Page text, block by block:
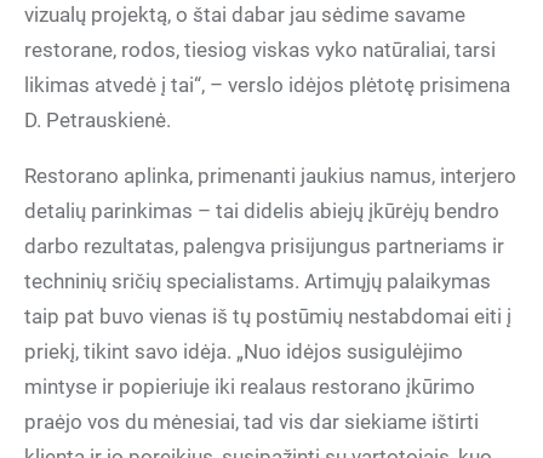
vizualų projektą, o štai dabar jau sėdime savame
restorane, rodos, tiesiog viskas vyko natūraliai, tarsi
likimas atvedė į tai“, – verslo idėjos plėtotę prisimena
D. Petrauskienė.
Restorano aplinka, primenanti jaukius namus, interjero
detalių parinkimas – tai didelis abiejų įkūrėjų bendro
darbo rezultatas, palengva prisijungus partneriams ir
techninių sričių specialistams. Artimųjų palaikymas
taip pat buvo vienas iš tų postūmių nestabdomai eiti į
priekį, tikint savo idėja. „Nuo idėjos susigulėjimo
mintyse ir popieriuje iki realaus restorano įkūrimo
praėjo vos du mėnesiai, tad vis dar siekiame ištirti